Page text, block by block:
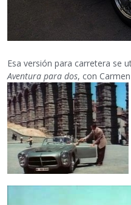
Esa versión para carretera se
Aventura para dos, con